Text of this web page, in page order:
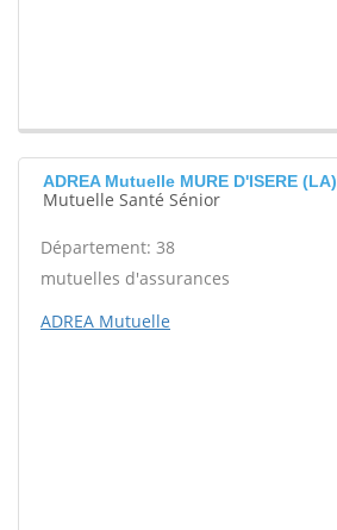
ADREA Mutuelle MURE D'ISERE (LA)
Mutuelle Santé Sénior
Département: 38
mutuelles d'assurances
ADREA Mutuelle